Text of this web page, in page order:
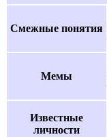
Смежные понятия
Мемы
Известные
личности